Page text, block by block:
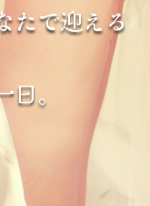
たで迎える
。